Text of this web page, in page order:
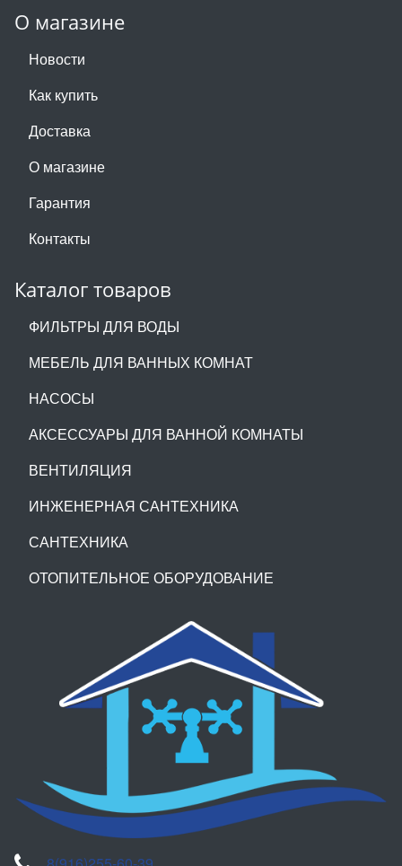
О магазине
Новости
Как купить
Доставка
О магазине
Гарантия
Контакты
Каталог товаров
ФИЛЬТРЫ ДЛЯ ВОДЫ
МЕБЕЛЬ ДЛЯ ВАННЫХ КОМНАТ
НАСОСЫ
АКСЕССУАРЫ ДЛЯ ВАННОЙ КОМНАТЫ
ВЕНТИЛЯЦИЯ
ИНЖЕНЕРНАЯ САНТЕХНИКА
САНТЕХНИКА
ОТОПИТЕЛЬНОЕ ОБОРУДОВАНИЕ